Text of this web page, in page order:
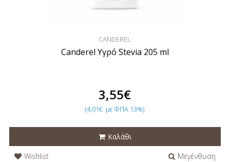
CANDEREL
Canderel Υγρό Stevia 205 ml
3,55€
(4,01€ με ΦΠΑ 13%)
Καλάθι
Wishlist
Μεγένθυση